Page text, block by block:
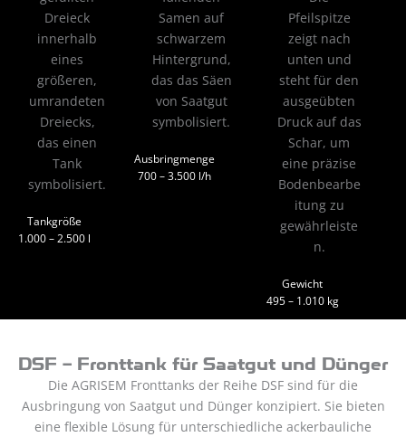
Tankgröße
1.000 – 2.500 l
Ausbringmenge
700 – 3.500 l/h
Gewicht
495 – 1.010 kg
DSF – Fronttank für Saatgut und Dünger
Die AGRISEM Fronttanks der Reihe DSF sind für die
Ausbringung von Saatgut und Dünger konzipiert. Sie bieten
eine flexible Lösung für unterschiedliche ackerbauliche